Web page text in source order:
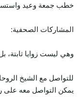
خطب جمعة وعيد
المشاركات الصحفية:
وهي ليست زوايا ثابتة،
للتواصل مع الشيخ
يمكن التواصل معه على